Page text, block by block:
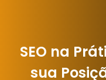
SEO na
sua